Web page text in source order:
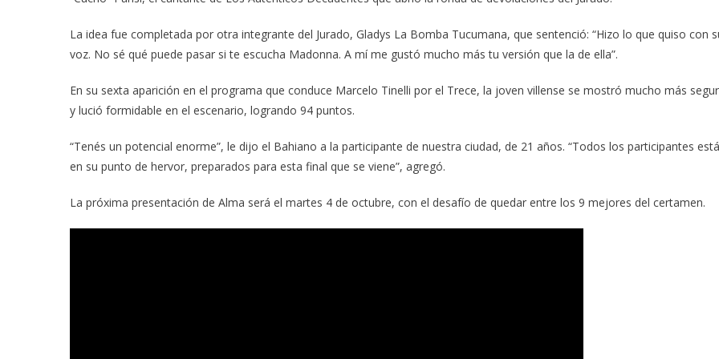
La idea fue completada por otra integrante del Jurado, Gladys La Bomba Tucumana, que sentenció: “Hizo lo que quiso con
voz. No sé qué puede pasar si te escucha Madonna. A mí me gustó mucho más tu versión que la de ella”.
En su sexta aparición en el programa que conduce Marcelo Tinelli por el Trece, la joven villense se mostró mucho más
y lució formidable en el escenario, logrando 94 puntos.
“Tenés un potencial enorme”, le dijo el Bahiano a la participante de nuestra ciudad, de 21 años. “Todos los participantes
en su punto de hervor, preparados para esta final que se viene”, agregó.
La próxima presentación de Alma será el martes 4 de octubre, con el desafío de quedar entre los 9 mejores del certamen.